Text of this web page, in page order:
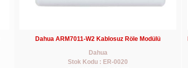
Dahua ARM7011-W2 Kablosuz Röle Modülü
Dahua
Stok Kodu : ER-0020